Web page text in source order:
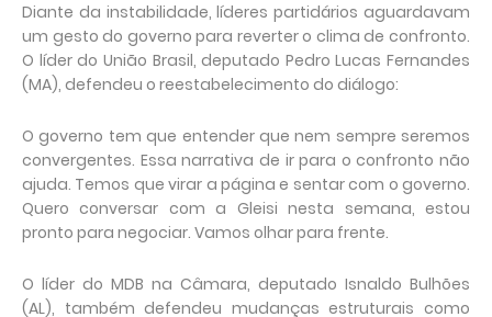
Diante da instabilidade, líderes partidários aguardavam
um gesto do governo para reverter o clima de confronto.
O líder do União Brasil, deputado Pedro Lucas Fernandes
(MA), defendeu o reestabelecimento do diálogo:
O governo tem que entender que nem sempre seremos
convergentes. Essa narrativa de ir para o confronto não
ajuda. Temos que virar a página e sentar com o governo.
Quero conversar com a Gleisi nesta semana, estou
pronto para negociar. Vamos olhar para frente.
O líder do MDB na Câmara, deputado Isnaldo Bulhões
(AL), também defendeu mudanças estruturais como